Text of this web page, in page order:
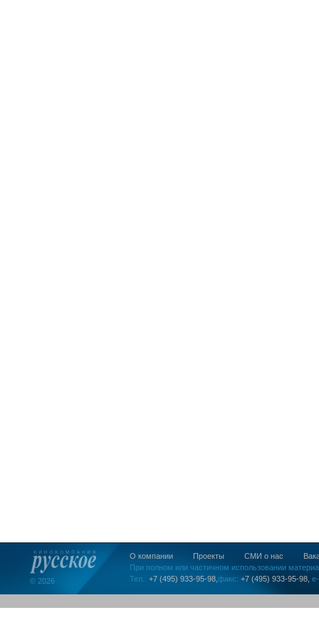
© 2026
О компании Проекты СМИ о нас
При полном или частичном использовании
Тел.: +7 (495) 933-95-98, факс: +7 (495) 933-95-98,